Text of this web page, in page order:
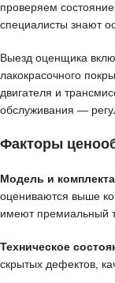
проверяем
специалисты знают
Выезд оценщика
лакокрасочного
двигателя и
обслуживания —
Факторы
Модель и
оцениваются выше
имеют премиальный
Техническое
скрытых дефектов,